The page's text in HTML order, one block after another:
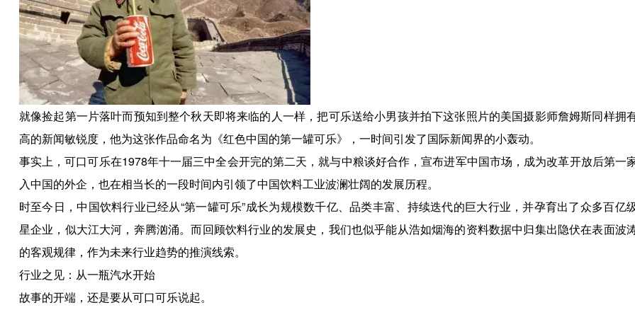
就像捡起第一片落叶而预知到整个秋天即将来临的人一样，把可乐送给小男孩并拍下这张照片的美国摄影师詹姆斯同样拥
高的新闻敏锐度，他为这张作品命名为《红色中国的第一罐可乐》，一时间引发了国际新闻界的小轰动。
事实上，可口可乐在1978年十一届三中全会开完的第二天，就与中粮谈好合作，宣布进军中国市场，成为改革开放后第一
入中国的外企，也在相当长的一段时间内引领了中国饮料工业波澜壮阔的发展历程。
时至今日，中国饮料行业已经从“第一罐可乐”成长为规模数千亿、品类丰富、持续迭代的巨大行业，并孕育出了众多百亿
星企业，似大江大河，奔腾汹涌。而回顾饮料行业的发展史，我们也似乎能从浩如烟海的资料数据中归集出隐伏在表面波
的客观规律，作为未来行业趋势的推演线索。
行业之见：从一瓶汽水开始
故事的开端，还是要从可口可乐说起。